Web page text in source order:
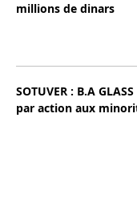
millions de dinars
SOTUVER : B.A
par action aux